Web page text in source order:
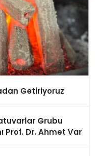
Getiriyoruz
Grubu
Prof. Dr. Ahmet Var